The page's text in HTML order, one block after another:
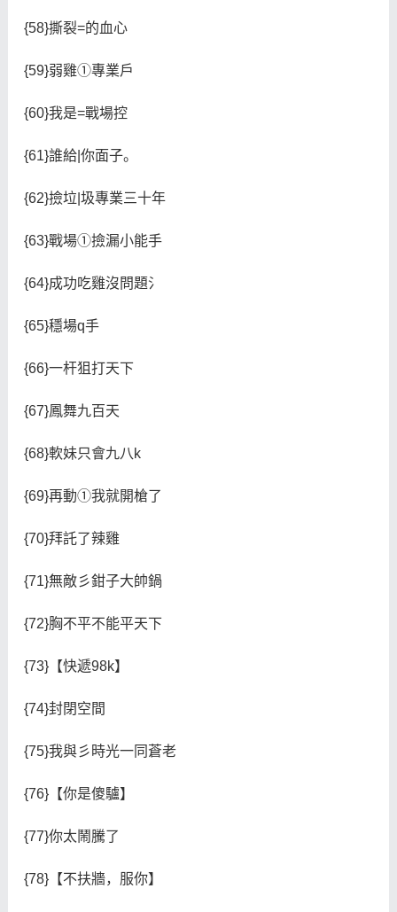
{58}撕裂=的血心
{59}弱雞①專業戶
{60}我是=戰場控
{61}誰給|你面子。
{62}撿垃|圾專業三十年
{63}戰場①撿漏小能手
{64}成功吃雞沒問題氵
{65}穩場q手
{66}一杆狙打天下
{67}鳳舞九百天
{68}軟妹只會九八k
{69}再動①我就開槍了
{70}拜託了辣雞
{71}無敵彡鉗子大帥鍋
{72}胸不平不能平天下
{73}【快遞98k】
{74}封閉空間
{75}我與彡時光一同蒼老
{76}【你是傻驢】
{77}你太鬧騰了
{78}【不扶牆，服你】